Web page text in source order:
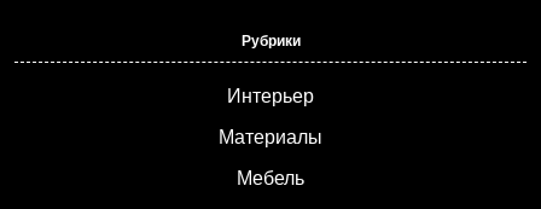
Рубрики
Интерьер
Материалы
Мебель